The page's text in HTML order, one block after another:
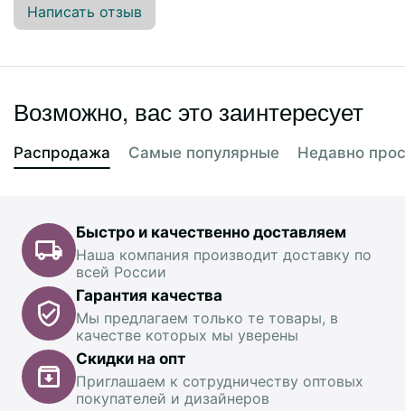
Написать отзыв
Возможно, вас это заинтересует
Распродажа Самые популярные Недавно
Быстро и качественно доставляем
Наша компания производит доставку по
всей России
Гарантия качества
Мы предлагаем только те товары, в
качестве которых мы уверены
Скидки на опт
Приглашаем к сотрудничеству оптовых
покупателей и дизайнеров